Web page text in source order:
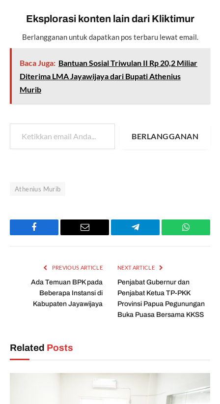
Eksplorasi konten lain dari Kliktimur
Berlangganan untuk dapatkan pos terbaru lewat email.
Baca Juga: Bantuan Sosial Triwulan II Rp 20,2 Miliar
Diterima LMA Jayawijaya dari Bupati Athenius
Murib
Ketikkan email Anda...
BERLANGGANAN
Athenius Murib
Facebook Email Telegram
PREVIOUS ARTICLE
Ada Temuan BPK pada
Beberapa Instansi di
Kabupaten Jayawijaya
NEXT ARTICLE
Penjabat Gubernur dan
Penjabat Ketua TP-PKK
Provinsi Papua Pegunungan
Buka Puasa Bersama KKSS
Related Posts